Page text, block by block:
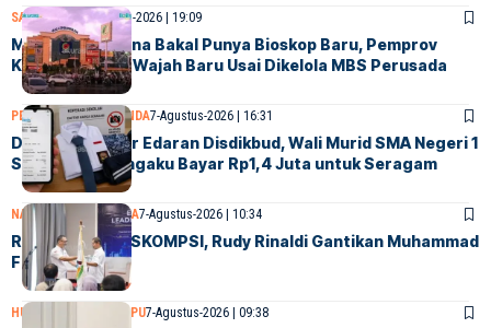
SAMARINDA 7-Agustus-2026 | 19:09
Mall Lembuswana Bakal Punya Bioskop Baru, Pemprov
Kaltim Siapkan Wajah Baru Usai Dikelola MBS Perusada
PENDIDIKANSAMARINDA7-Agustus-2026 | 16:31
Diduga Langgar Edaran Disdikbud, Wali Murid SMA Negeri 1
Samarinda Mengaku Bayar Rp1,4 Juta untuk Seragam
NASIONAL SAMARINDA7-Agustus-2026 | 10:34
Resmi Pimpin ASKOMPSI, Rudy Rinaldi Gantikan Muhammad
Faisal
HUKUM & KRIMINAL PPU7-Agustus-2026 | 09:38